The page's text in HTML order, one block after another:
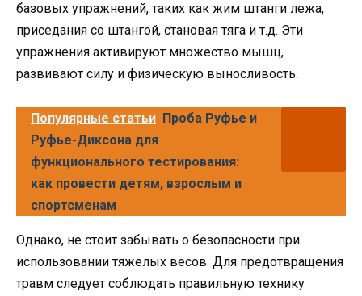
базовых упражнений, таких как жим штанги лежа,
приседания со штангой, становая тяга и т.д. Эти
упражнения активируют множество мышц,
развивают силу и физическую выносливость.
Популярные статьи Проба Руфье и
Руфье-Диксона для
функционального тестирования:
как провести детям, взрослым и
спортсменам
Однако, не стоит забывать о безопасности при
использовании тяжелых весов. Для предотвращения
травм следует соблюдать правильную технику